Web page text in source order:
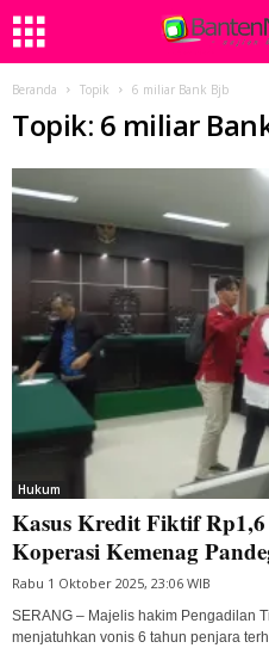
Beranda Topik 6 miliar Bank Bjb
Topik: 6 miliar
Hukum
Kasus Kredit Fiktif
Koperasi Kemenag
Rabu 1 Oktober 2025, 23:06 WIB
SERANG – Majelis hakim Pengadilan
menjatuhkan vonis 6 tahun penjara